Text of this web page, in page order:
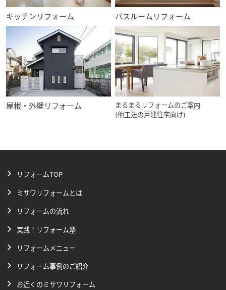
キッチンリフォーム バスルームリフォーム
屋根・外壁リフォーム
まるまるリフォームのご案内
(他工法の戸建住宅向け)
リフォームTOP
ミサワリフォームとは
リフォームの流れ
実践！リフォーム塾
リフォームメニュー
リフォーム事例のご紹介
お近くのミサワリフォーム